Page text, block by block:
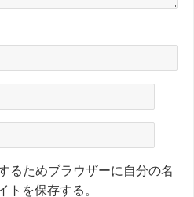
るためブラウザーに自分の名
トを保存する。